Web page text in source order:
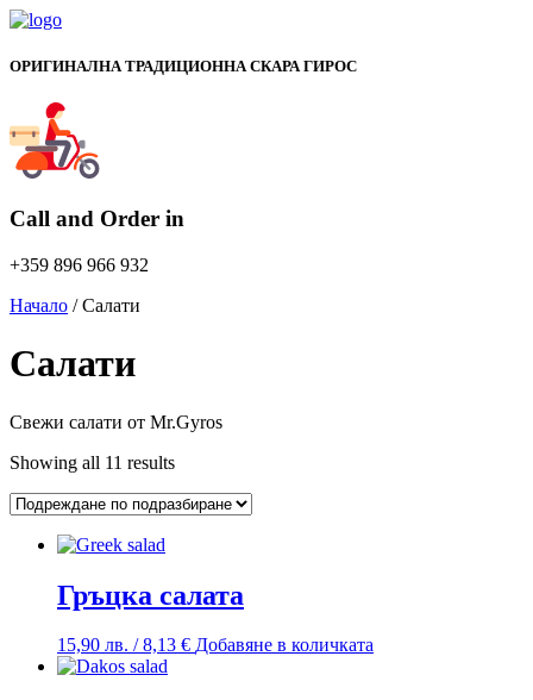
ОРИГИНАЛНА ТРАДИЦИОННА СКАРА ГИРОС
Call and Order in
+359 896 966 932
Начало / Салати
Салати
Свежи салати от Mr.Gyros
Showing all 11 results
Гръцка салата
15,90 лв. / 8,13 € Добавяне в количката